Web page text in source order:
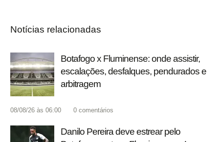
Notícias relacionadas
Botafogo x Fluminense: onde assistir,
escalações, desfalques, pendurados e
arbitragem
08/08/26 às 06:00 0 comentários
Danilo Pereira deve estrear pelo